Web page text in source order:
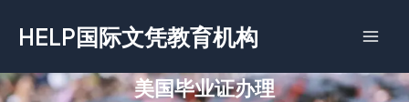
容
HELP国际文凭教育机构
美国毕业证办理